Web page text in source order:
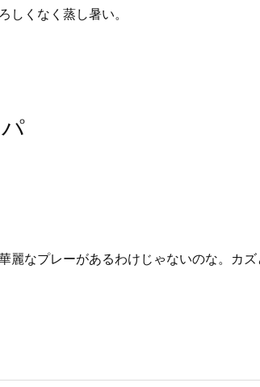
しくなく蒸し暑い。
麗なプレーがあるわけじゃないのな。カ